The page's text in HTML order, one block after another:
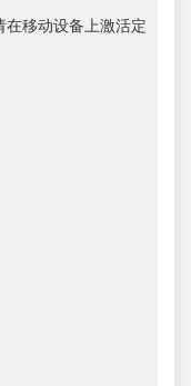
移动设备上激活定